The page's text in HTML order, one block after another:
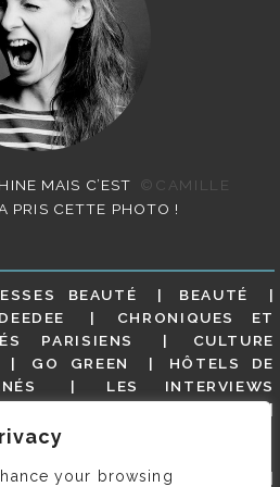
your browsing
MAIS C’EST
©CAMILLE
PRIS CETTE PHOTO !
BEAUTÉ
BEAUTÉ
CHRONIQUES ET
PARISIENS
CULTURE
GO GREEN
HÔTELS DE
LES INTERVIEWS
NON CLASSÉ
RESTAURANTS